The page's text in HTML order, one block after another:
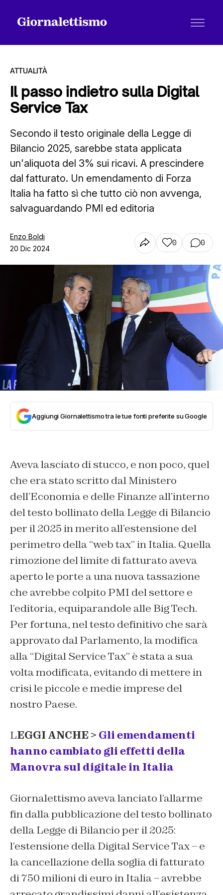
Tutti gli articoli
Chi siamo
Contatti
ATTUALITÀ
Il passo indietro sulla Digital
Service Tax
Secondo il testo originale della Legge di
Bilancio 2025, sarebbe stata applicata
un'aliquota del 3% sui ricavi. A prescindere
dal fatturato. Un emendamento di Forza
Italia ha fatto sì che tutto ciò non avvenga,
salvaguardando PMI ed editoria
Enzo Boldi
20 Dic 2024
0 0
Aggiungi Giornalettismo tra le tue fonti preferite su Google
Aveva lasciato di stucco, e non poco, quel
che era stato scritto dal Ministero
dell’Economia e delle Finanze all’interno
del testo bollinato della Legge di Bilancio
per il 2025 in merito all’estensione del
perimetro della “web tax” in Italia. Quella
rimozione del limite di fatturato aveva
aperto le porte a una nuova tassazione
che avrebbe colpito PMI del settore e
l’editoria, equiparandole alle Big Tech.
Per fortuna, nel testo definitivo che sarà
approvato dal Parlamento, la modifica
alla “Digital Service Tax” è stata a sua
volta modificata, evitando di mettere in
crisi le piccole e medie imprese del
nostro Paese.
LEGGI ANCHE > Gli emendamenti
hanno cambiato gli effetti della
Manovra sul digitale in Italia
Giornalettismo aveva lanciato l’allarme
fin dalla pubblicazione del testo bollinato
della Legge di Bilancio per il 2025:
l’estensione della Digital Service Tax – e
la cancellazione della soglia di fatturato
di 750 milioni di euro in Italia – avrebbe